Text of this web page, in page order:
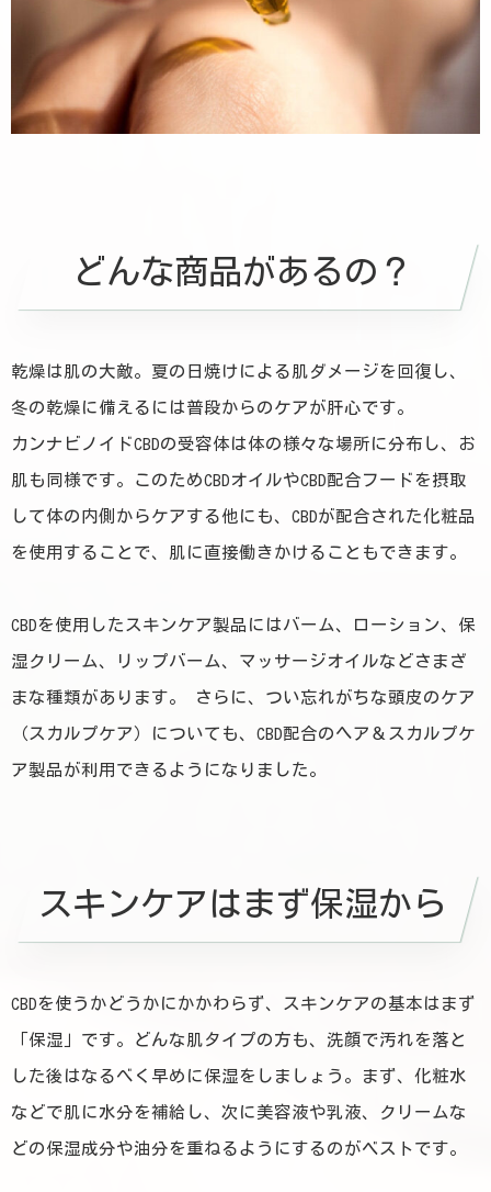
どんな商品があるの？
乾燥は肌の大敵。夏の日焼けによる肌ダメージを回復し、
冬の乾燥に備えるには普段からのケアが肝心です。
カンナビノイドCBDの受容体は体の様々な場所に分布し、お
肌も同様です。このためCBDオイルやCBD配合フードを摂取
して体の内側からケアする他にも、CBDが配合された化粧品
を使用することで、肌に直接働きかけることもできます。
CBDを使用したスキンケア製品にはバーム、ローション、保
湿クリーム、リップバーム、マッサージオイルなどさまざ
まな種類があります。 さらに、つい忘れがちな頭皮のケア
（スカルプケア）についても、CBD配合のヘア＆スカルプケ
ア製品が利用できるようになりました。
スキンケアはまず保湿から
CBDを使うかどうかにかかわらず、スキンケアの基本はまず
「保湿」です。どんな肌タイプの方も、洗顔で汚れを落と
した後はなるべく早めに保湿をしましょう。まず、化粧水
などで肌に水分を補給し、次に美容液や乳液、クリームな
どの保湿成分や油分を重ねるようにするのがベストです。